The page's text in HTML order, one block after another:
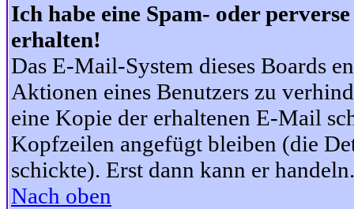
Ich habe eine Spam- oder
erhalten!
Das E-Mail-System dieses Boards
Aktionen eines Benutzers zu
eine Kopie der erhaltenen E-Mail
Kopfzeilen angefügt bleiben (die
schickte). Erst dann kann er handeln.
Nach oben